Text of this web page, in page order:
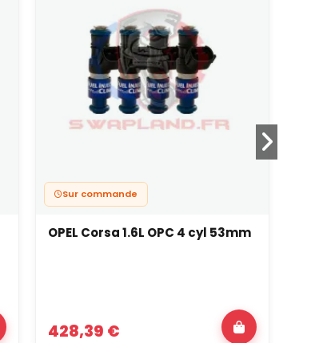
Sur commande
OPEL Corsa 1.6L OPC 4 cyl 53mm
428,39 €